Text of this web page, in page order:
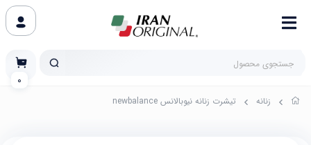
زنانه تیشرت زنانه نیوبالانس newbalance
0